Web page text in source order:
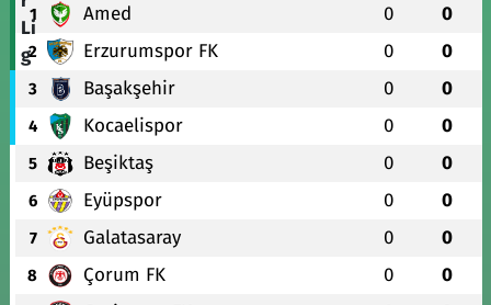
1 Amed 0 0
2 Erzurumspor FK 0 0
3 Başakşehir 0 0
4 Kocaelispor 0 0
5 Beşiktaş 0 0
6 Eyüpspor 0 0
7 Galatasaray 0 0
8 Çorum FK 0 0